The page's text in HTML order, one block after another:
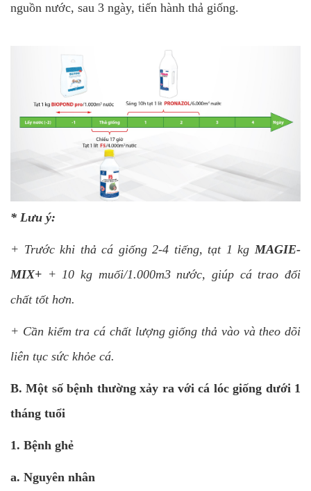
nguồn nước, sau 3 ngày, tiến hành thả giống.
* Lưu ý:
+ Trước khi thả cá giống 2-4 tiếng, tạt 1 kgMAGIE-
MIX+ + 10 kg muối/1.000m3 nước, giúp cá trao đổi
chất tốt hơn.
+ Cần kiểm tra cá chất lượng giống thả vào và theo dõi
liên tục sức khỏe cá.
B. Một số bệnh thường xảy ra với cá lóc giống dưới 1
tháng tuổi
1. Bệnh ghẻ
a. Nguyên nhân